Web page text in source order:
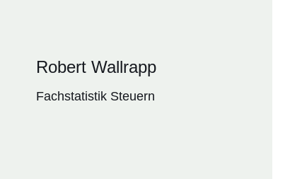
Robert Wallrapp
Fachstatistik Steuern